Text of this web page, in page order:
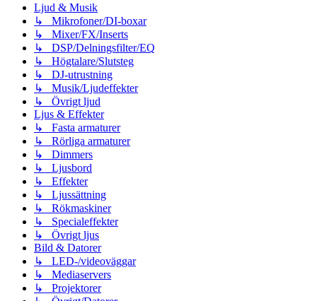
Ljud & Musik
↳ Mikrofoner/DI-boxar
↳ Mixer/FX/Inserts
↳ DSP/Delningsfilter/EQ
↳ Högtalare/Slutsteg
↳ DJ-utrustning
↳ Musik/Ljudeffekter
↳ Övrigt ljud
Ljus & Effekter
↳ Fasta armaturer
↳ Rörliga armaturer
↳ Dimmers
↳ Ljusbord
↳ Effekter
↳ Ljussättning
↳ Rökmaskiner
↳ Specialeffekter
↳ Övrigt ljus
Bild & Datorer
↳ LED-/videoväggar
↳ Mediaservers
↳ Projektorer